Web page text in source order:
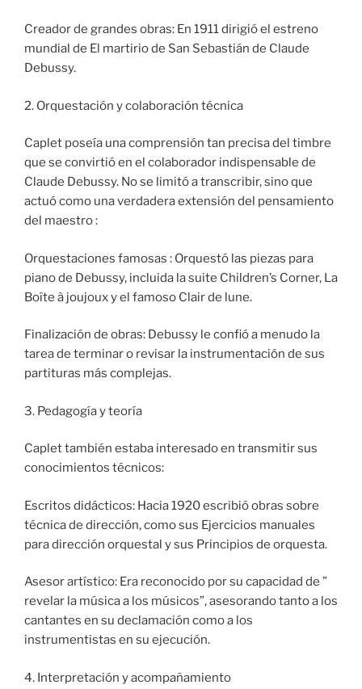
Creador de grandes obras: En 1911 dirigió el estreno
mundial de El martirio de San Sebastián de Claude
Debussy.
2. Orquestación y colaboración técnica
Caplet poseía una comprensión tan precisa del timbre
que se convirtió en el colaborador indispensable de
Claude Debussy. No se limitó a transcribir, sino que
actuó como una verdadera extensión del pensamiento
del maestro :
Orquestaciones famosas : Orquestó las piezas para
piano de Debussy, incluida la suite Children’s Corner, La
Boîte à joujoux y el famoso Clair de lune.
Finalización de obras: Debussy le confió a menudo la
tarea de terminar o revisar la instrumentación de sus
partituras más complejas.
3. Pedagogía y teoría
Caplet también estaba interesado en transmitir sus
conocimientos técnicos:
Escritos didácticos: Hacia 1920 escribió obras sobre
técnica de dirección, como sus Ejercicios manuales
para dirección orquestal y sus Principios de orquesta.
Asesor artístico: Era reconocido por su capacidad de ”
revelar la música a los músicos”, asesorando tanto a los
cantantes en su declamación como a los
instrumentistas en su ejecución.
4. Interpretación y acompañamiento